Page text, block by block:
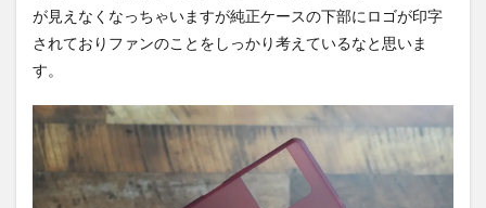
が見えなくなっちゃいますが純正ケースの下部にロゴが印字
されておりファンのことをしっかり考えているなと思いま
す。